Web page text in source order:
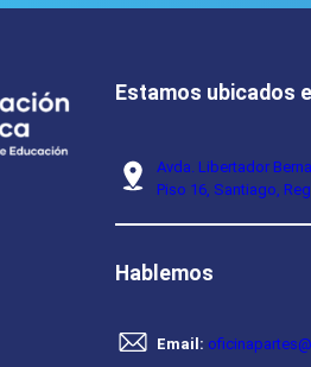
Estamos ubicados
Avda. Libertador
Piso 16, Santiago,
Hablemos
Email: